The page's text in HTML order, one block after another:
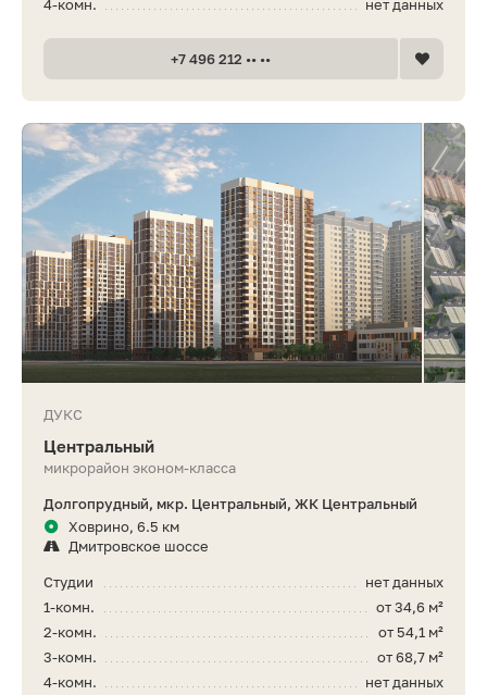
нет данных
4-комн.
+7 496 212 •• ••
ДУКС
Центральный
микрорайон эконом-класса
Долгопрудный, мкр. Центральный, ЖК Центральный
Ховрино, 6.5 км
Дмитровское шоссе
нет данных
Студии
от 34,6 м²
1-комн.
от 54,1 м²
2-комн.
от 68,7 м²
3-комн.
нет данных
4-комн.